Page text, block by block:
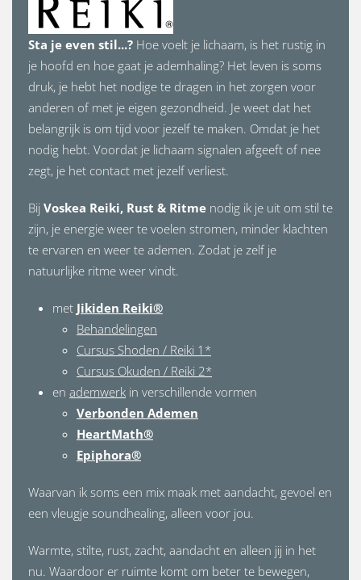
Sta je even stil...? Hoe voelt je lichaam, is het rustig in
je hoofd en hoe gaat je ademhaling? Het leven is soms
druk, je hebt het nodige te dragen in het zorgen voor
anderen of met je eigen gezondheid. Je weet dat het
belangrijk is om tijd voor jezelf te maken. Omdat je het
nodig hebt. Voordat je lichaam signalen afgeeft of nee
zegt, je het contact met jezelf verliest.
Bij Voskea Reiki, Rust & Ritme nodig ik je uit om stil te
zijn, je energie weer te voelen stromen, minder klachten
te ervaren en weer te ademen. Zodat je zelf je
natuurlijke ritme weer vindt.
met Jikiden Reiki®
Behandelingen
Cursus Shoden / Reiki 1*
Cursus Okuden / Reiki 2*
en ademwerk in verschillende vormen
Verbonden Ademen
HeartMath®
Epiphora®
Waarvan ik soms een mix maak met aandacht, gevoel en
een vleugje soundhealing, alleen voor jou.
Warmte, stilte, rust, zacht, aandacht en alleen jij in het
nu. Waardoor er ruimte komt om beter te bewegen,